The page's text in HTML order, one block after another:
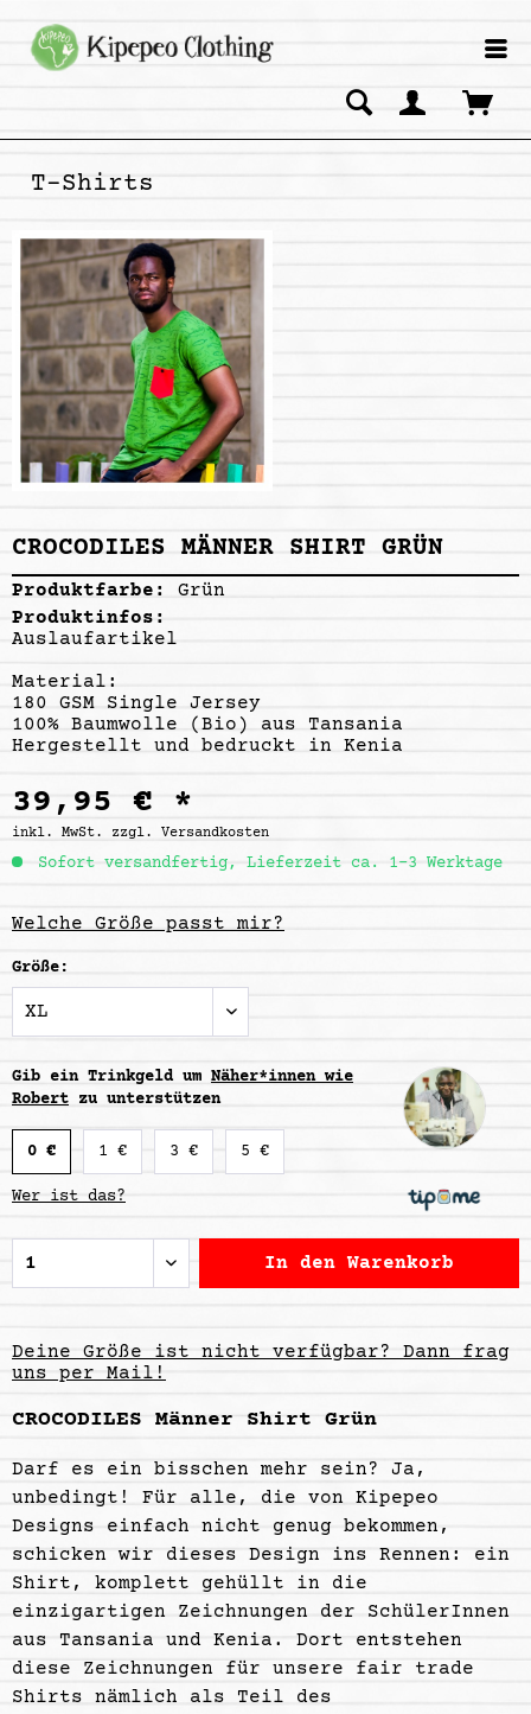
T-Shirts
CROCODILES MÄNNER SHIRT GRÜN
Produktfarbe: Grün
Produktinfos:
Auslaufartikel
Material:
180 GSM Single Jersey
100% Baumwolle (Bio) aus Tansania
Hergestellt und bedruckt in Kenia
39,95 € *
inkl. MwSt. zzgl. Versandkosten
Sofort versandfertig, Lieferzeit ca. 1-3 Werktage
Welche Größe passt mir?
Größe:
Gib ein Trinkgeld um Näher*innen wie
Robert zu unterstützen
0 € 1 € 3 € 5 €
Wer ist das?
In den Warenkorb
Deine Größe ist nicht verfügbar? Dann frag
uns per Mail!
CROCODILES Männer Shirt Grün
Darf es ein bisschen mehr sein? Ja,
unbedingt! Für alle, die von Kipepeo
Designs einfach nicht genug bekommen,
schicken wir dieses Design ins Rennen: ein
Shirt, komplett gehüllt in die
einzigartigen Zeichnungen der SchülerInnen
aus Tansania und Kenia. Dort entstehen
diese Zeichnungen für unsere fair trade
Shirts nämlich als Teil des